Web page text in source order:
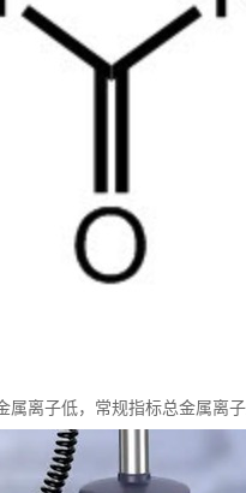
离子低，常规指标总金属离子